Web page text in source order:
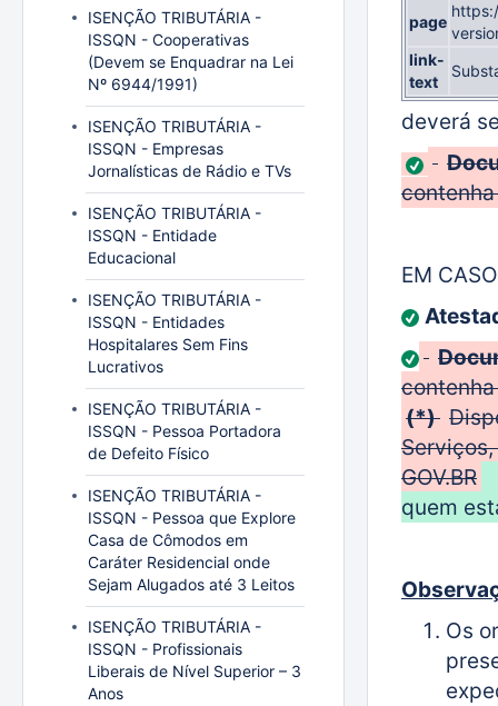
page
link-
text
deverá
EM
(*)
GOV.BR
quem
Os
ISENÇÃO TRIBUTÁRIA -
ISSQN - Cooperativas
(Devem se Enquadrar na Lei
Nº 6944/1991)
ISENÇÃO TRIBUTÁRIA -
ISSQN - Empresas
Jornalísticas de Rádio e TVs
ISENÇÃO TRIBUTÁRIA -
ISSQN - Entidade
Educacional
ISENÇÃO TRIBUTÁRIA -
ISSQN - Entidades
Hospitalares Sem Fins
Lucrativos
ISENÇÃO TRIBUTÁRIA -
ISSQN - Pessoa Portadora
de Defeito Físico
ISENÇÃO TRIBUTÁRIA -
ISSQN - Pessoa que Explore
Casa de Cômodos em
Caráter Residencial onde
Sejam Alugados até 3 Leitos
ISENÇÃO TRIBUTÁRIA -
ISSQN - Profissionais
Liberais de Nível Superior – 3
Anos